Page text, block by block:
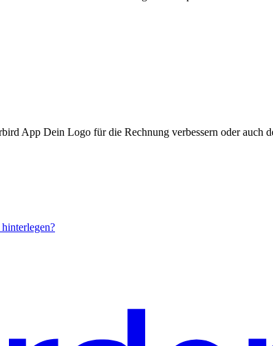
App Dein Logo für die Rechnung verbessern oder auch